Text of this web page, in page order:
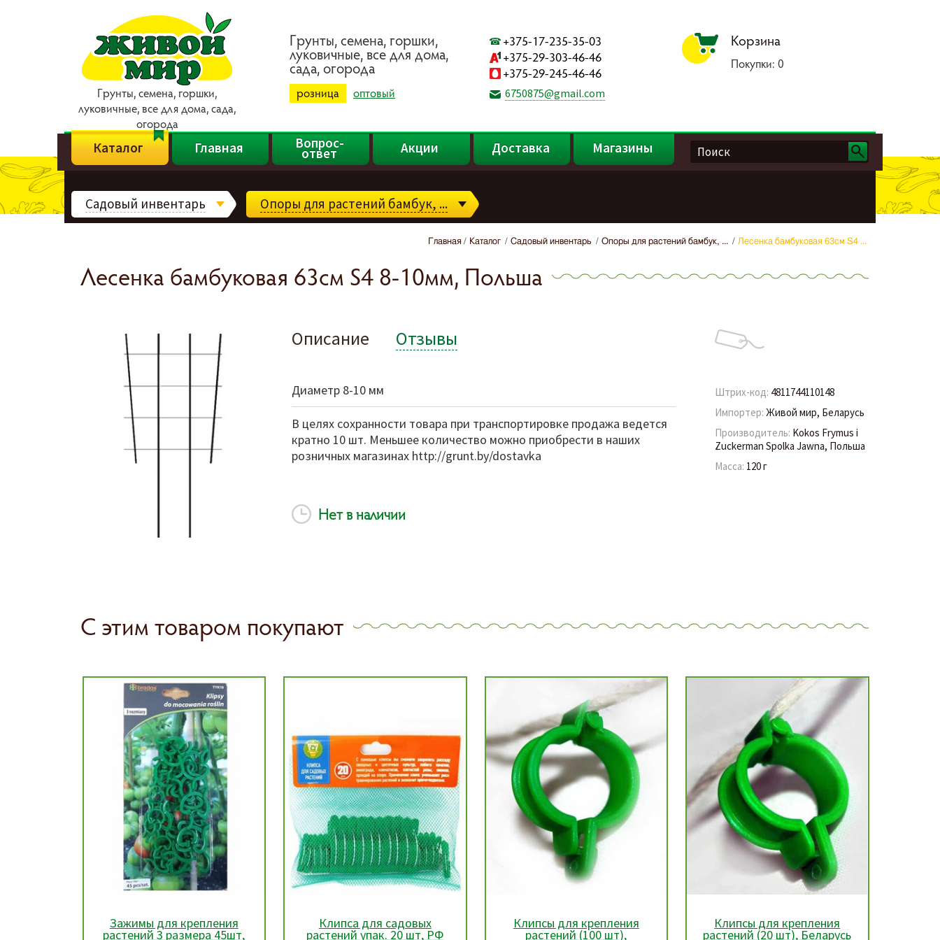
Гpyнты, ceмeнa, гopшки,
лyкoвичныe, вce для дoмa, caдa,
oгopoдa
Гpyнты, ceмeнa, гopшки,
лyкoвичныe, вce для дoмa,
caдa, oгopoдa
розница оптовый
+375-17-235-35-03
+375-29-303-46-46
+375-29-245-46-46
6750875@gmail.com
Корзина
Покупки:0
Каталог Главная Вопрос-
ответ Акции Доставка Магазины
Садовый инвентарь Опоры для растений бамбук, ...
Главная Каталог Садовый инвентарь Опоры для растений бамбук, ... Лесенка бамбуковая 63см S4 ...
Лесенка бамбуковая 63см S4 8-10мм, Польша
Штрих-код: 4811744110148
Импортер: Живой мир, Беларусь
Производитель: Kokos Frymus i
Zuckerman Spolka Jawna, Польша
Масса: 120 г
Описание Отзывы
Диаметр 8-10 мм
В целях сохранности товара при транспортировке продажа ведется
кратно 10 шт. Меньшее количество можно приобрести в наших
розничных магазинах http://grunt.by/dostavka
Нет в наличии
С этим товаром покупают
Зажимы для крепления
растений 3 размера 45шт,
Клипса для садовых
растений упак. 20 шт, РФ
Клипсы для крепления
растений (100 шт),
Клипсы для крепления
растений (20 шт), Беларусь